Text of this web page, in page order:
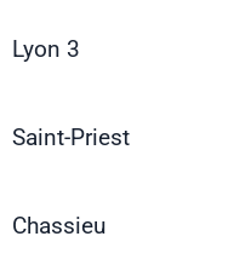
Lyon 3
Saint-Priest
Chassieu